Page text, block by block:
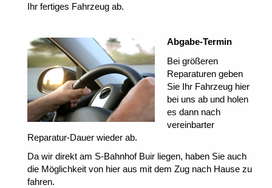
Ihr fertiges Fahrzeug ab.
Abgabe-Termin
Bei größeren
Reparaturen geben
Sie Ihr Fahrzeug hier
bei uns ab und holen
es dann nach
vereinbarter
Reparatur-Dauer wieder ab.
Da wir direkt am S-Bahnhof Buir liegen, haben Sie auch
die Möglichkeit von hier aus mit dem Zug nach Hause zu
fahren.